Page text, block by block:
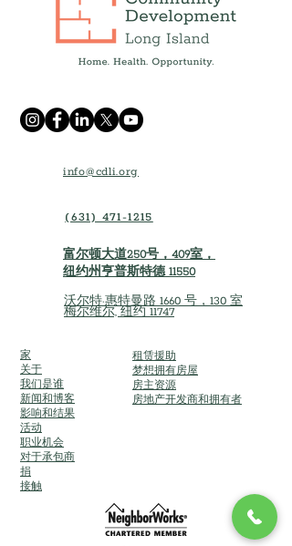
Stories
Recognition in the 2026
Annual Report and Press
branded
Opportunity to donate
info@cdli.org
(631) 471-1215
富尔顿大道250号，409室，
纽约州亨普斯特德 11550
沃尔特·惠特曼路 1660 号，130 室
梅尔维尔, 纽约 11747
家
关于
我们是谁
新闻和博客
影响和结果
活动
职业机会
对于承包商
捐
接触
租赁援助
梦想拥有房屋
房主资源
房地产开发商和拥有者